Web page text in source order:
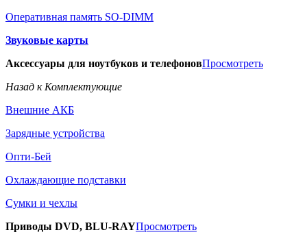
Оперативная память SO-DIMM
Звуковые карты
Аксессуары для ноутбуков и телефоновПросмотреть
Назад к Комплектующие
Внешние АКБ
Зарядные устройства
Опти-Бей
Охлаждающие подставки
Сумки и чехлы
Приводы DVD, BLU-RAYПросмотреть